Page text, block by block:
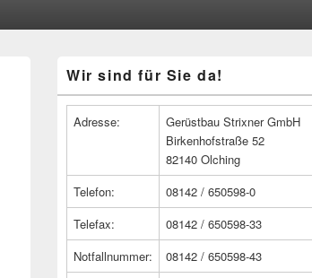
Seitenleisten
Widget-
Wir sind für Sie da!
Adresse:
Gerüstbau Strixner GmbH
Birkenhofstraße 52
82140 Olching
Telefon:
08142 / 650598-0
Telefax:
08142 / 650598-33
Notfallnummer:
08142 / 650598-43